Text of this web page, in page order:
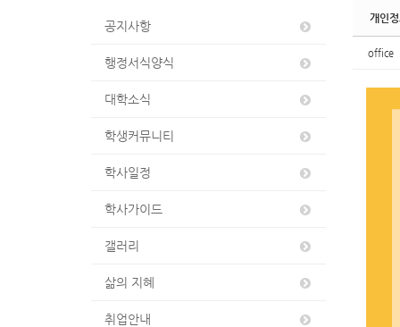
공지사항
행정서식양식
대학소식
학생커뮤니티
학사일정
학사가이드
갤러리
삶의 지혜
취업안내
개인
office